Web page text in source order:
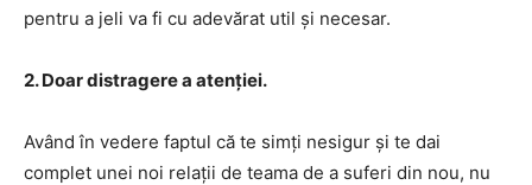
pentru a jeli va fi cu adevărat util și necesar.
2. Doar distragere a atenției.
Având în vedere faptul că te simți nesigur și te dai
complet unei noi relații de teama de a suferi din nou, nu